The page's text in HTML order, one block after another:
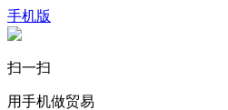
手机版
扫一扫
用手机做贸易